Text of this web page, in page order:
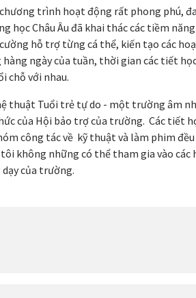
trình hoạt động rất phong phú,
học Châu Âu đã khai thác các tiềm
hỗ trợ từng cá thể, kiến tạo các
ngày của tuần, thời gian các tiết
chỗ với nhau.
thuật Tuổi trẻ tự do - một trường âm
của Hội bảo trợ của trường. Các tiết
công tác về kỹ thuật và làm phim
không những có thể tham gia vào các
của trường.